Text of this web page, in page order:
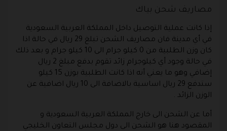
مصاريف شحن بياك
إذا كانت عملية التوصيل داخل المملكة العربية السعودية
في أي مدينة فان مصاريف الشحن تبلغ 29 ريال في حالة اذا
كان وزن الطلبية من 0 كيلو جرام الى 10 كيلو جرام و بعد ذلك
في حالة وجود أي كيلوجرام زائد تقوم بدفع مبلغ 2 ريال
إضافي وهو ما يعني أنه اذا كانت الطلبية بوزن 15 كيلو
ستدفع 29 ريال اساسية بالاضافة الى 10 ريال اضافية عن
الوزن الزائد .
أما عن الشحن الى خارج المملكة العربية السعودية و
المقصود هنا هو الشحن الى دول مجلس التعاون الخليجي